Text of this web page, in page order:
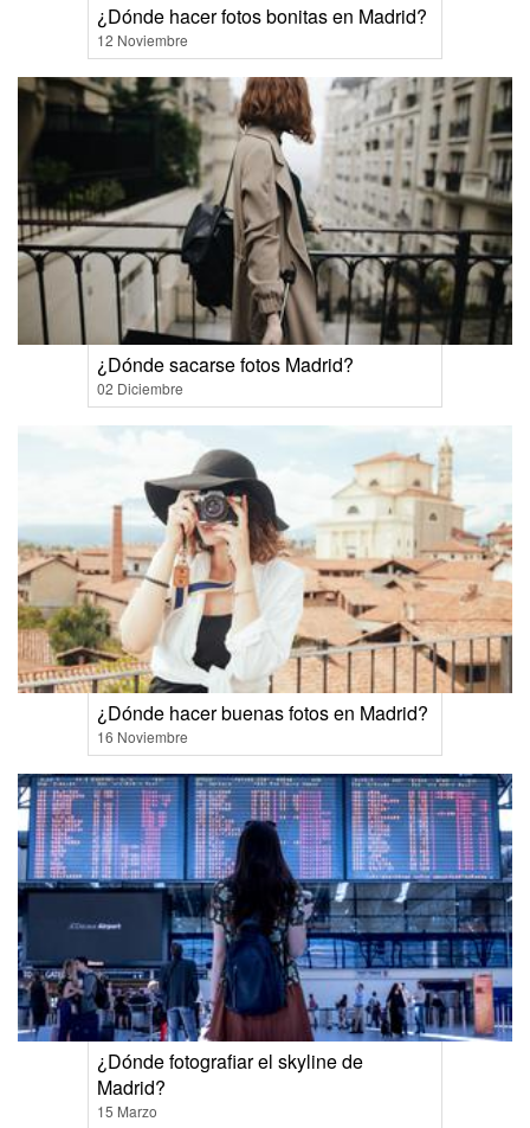
¿Dónde hacer fotos bonitas en Madrid?
12 Noviembre
¿Dónde sacarse fotos Madrid?
02 Diciembre
¿Dónde hacer buenas fotos en Madrid?
16 Noviembre
¿Dónde fotografiar el skyline de
Madrid?
15 Marzo